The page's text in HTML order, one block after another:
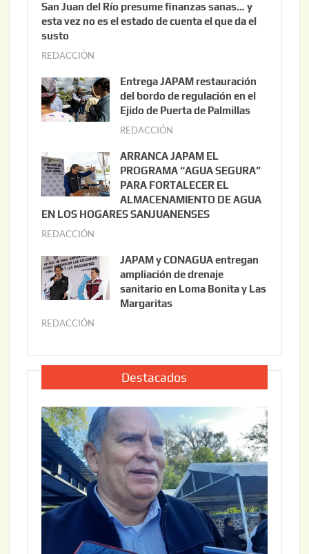
San Juan del Río presume finanzas sanas… y
esta vez no es el estado de cuenta el que da el
susto
REDACCIÓN
o
s
t
3
,
2
0
Entrega JAPAM restauración
del bordo de regulación en el
Ejido de Puerta de Palmillas
REDACCIÓN
i
o
2
2
0
ARRANCA JAPAM EL
PROGRAMA “AGUA SEGURA”
PARA FORTALECER EL
ALMACENAMIENTO DE AGUA
EN LOS HOGARES SANJUANENSES
REDACCIÓN
l
i
o
,
0
2
6
JAPAM y CONAGUA entregan
ampliación de drenaje
sanitario en Loma Bonita y Las
Margaritas
REDACCIÓN
l
o
2
2
,
2
6
Destacados